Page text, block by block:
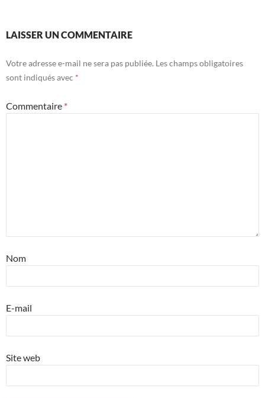
LAISSER UN COMMENTAIRE
Votre adresse e-mail ne sera pas publiée. Les champs obligatoires
sont indiqués avec *
Commentaire *
Nom
E-mail
Site web